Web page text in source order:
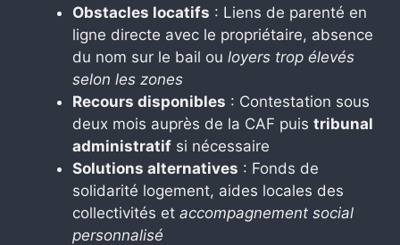
Obstacles locatifs : Liens de parenté en
ligne directe avec le propriétaire, absence
du nom sur le bail ou loyers trop élevés
selon les zones
Recours disponibles : Contestation sous
deux mois auprès de la CAF puis tribunal
administratif si nécessaire
Solutions alternatives : Fonds de
solidarité logement, aides locales des
collectivités et accompagnement social
personnalisé